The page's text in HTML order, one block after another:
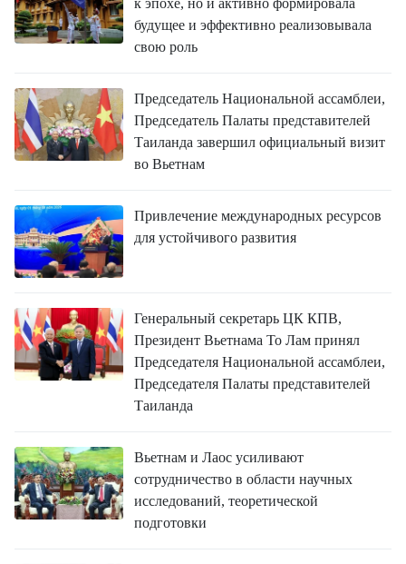
будущее и эффективно реализовывала
свою роль
Председатель Национальной ассамблеи,
Председатель Палаты представителей
Таиланда завершил официальный визит
во Вьетнам
Привлечение международных ресурсов
для устойчивого развития
Генеральный секретарь ЦК КПВ,
Президент Вьетнама То Лам принял
Председателя Национальной ассамблеи,
Председателя Палаты представителей
Таиланда
Вьетнам и Лаос усиливают
сотрудничество в области научных
исследований, теоретической
подготовки